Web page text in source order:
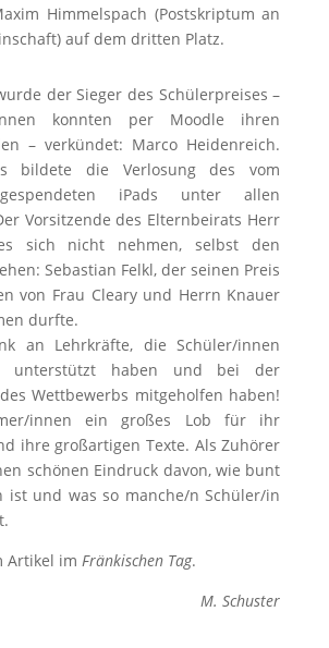
Himmelspach (Postskriptum an
auf dem dritten Platz.
der Sieger des Schülerpreises –
konnten per Moodle ihren
– verkündet: Marco Heidenreich.
bildete die Verlosung des vom
iPads unter allen
Vorsitzende des Elternbeirats Herr
sich nicht nehmen, selbst den
Sebastian Felkl, der seinen Preis
von Frau Cleary und Herrn Knauer
durfte.
an Lehrkräfte, die Schüler/innen
unterstützt haben und bei der
Wettbewerbs mitgeholfen haben!
innen ein großes Lob für ihr
ihre großartigen Texte. Als Zuhörer
schönen Eindruck davon, wie bunt
ist und was so manche/n Schüler/in
Artikel im Fränkischen Tag.
M. Schuster